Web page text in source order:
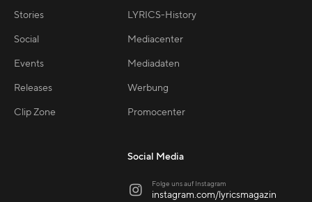
Stories
Social
Events
Releases
Clip Zone
LYRICS-History
Mediacenter
Mediadaten
Werbung
Promocenter
Social Media
 Folge uns auf Instagram
instagram.com/lyricsmagazin